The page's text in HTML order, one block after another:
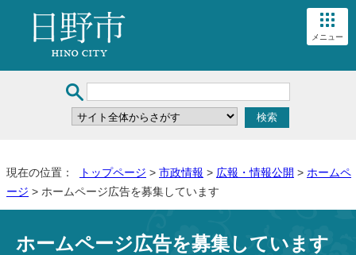
メニュー
現在の位置： トップページ > 市政情報 > 広報・情報公開 > ホームペ
ージ > ホームページ広告を募集しています
ホームページ広告を募集しています